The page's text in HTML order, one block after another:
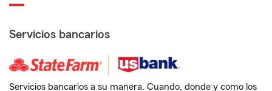
Servicios bancarios
Servicios bancarios a su manera. Cuando, donde y como los